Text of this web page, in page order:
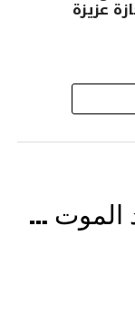
عزيزة
الموت …